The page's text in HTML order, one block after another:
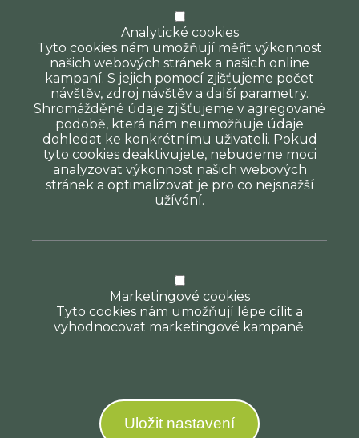
Analytické cookies
Tyto cookies nám umožňují měřit výkonnost
našich webových stránek a našich online
kampaní. S jejich pomocí zjišťujeme počet
návštěv, zdroj návštěv a další parametry.
Shromážděné údaje zjišťujeme v agregované
podobě, která nám neumožňuje údaje
dohledat ke konkrétnímu uživateli. Pokud
tyto cookies deaktivujete, nebudeme moci
analyzovat výkonnost našich webových
stránek a optimalizovat je pro co nejsnažší
užívání.
Marketingové cookies
Tyto cookies nám umožňují lépe cílit a
vyhodnocovat marketingové kampaně.
Uložit nastavení